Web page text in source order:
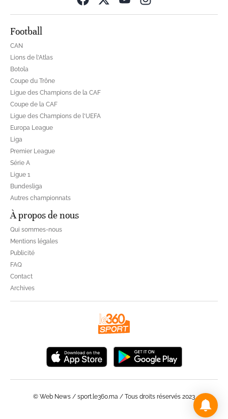
Football
CAN
Lions de l'Atlas
Botola
Coupe du Trône
Ligue des Champions de la CAF
Coupe de la CAF
Ligue des Champions de l'UEFA
Europa League
Liga
Premier League
Série A
Ligue 1
Bundesliga
Autres championnats
À propos de nous
Qui sommes-nous
Mentions légales
Publicité
FAQ
Contact
Archives
© Web News / sport.le360.ma / Tous droits réservés 2023